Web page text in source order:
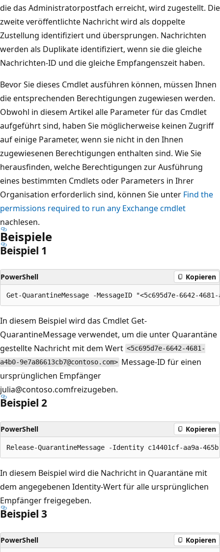
die das Administratorpostfach erreicht, wird zugestellt. Die
zweite veröffentlichte Nachricht wird als doppelte
Zustellung identifiziert und übersprungen. Nachrichten
werden als Duplikate identifiziert, wenn sie die gleiche
Nachrichten-ID und die gleiche Empfangenszeit haben.
Bevor Sie dieses Cmdlet ausführen können, müssen Ihnen
die entsprechenden Berechtigungen zugewiesen werden.
Obwohl in diesem Artikel alle Parameter für das Cmdlet
aufgeführt sind, haben Sie möglicherweise keinen Zugriff
auf einige Parameter, wenn sie nicht in den Ihnen
zugewiesenen Berechtigungen enthalten sind. Wie Sie
herausfinden, welche Berechtigungen zur Ausführung
eines bestimmten Cmdlets oder Parameters in Ihrer
Organisation erforderlich sind, können Sie unter Find the
permissions required to run any Exchange cmdlet
nachlesen.
Beispiele
Beispiel 1
PowerShell Kopieren
In diesem Beispiel wird das Cmdlet Get-
QuarantineMessage verwendet, um die unter Quarantäne
gestellte Nachricht mit dem Wert <5c695d7e-6642-4681-
a4b0-9e7a86613cb7@contoso.com> Message-ID für einen
ursprünglichen Empfänger
julia@contoso.comfreizugeben.
Beispiel 2
PowerShell Kopieren
In diesem Beispiel wird die Nachricht in Quarantäne mit
dem angegebenen Identity-Wert für alle ursprünglichen
Empfänger freigegeben.
Beispiel 3
PowerShell Kopieren